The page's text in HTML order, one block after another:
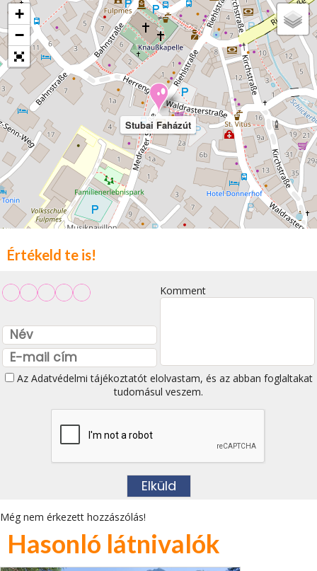
Stubai Faházút
+
−
Értékeld te is!
Komment
Az Adatvédelmi tájékoztatótelolvastam, és az abban foglaltakat
tudomásul veszem.
Még nem érkezett hozzászólás!
Hasonló látnivalók